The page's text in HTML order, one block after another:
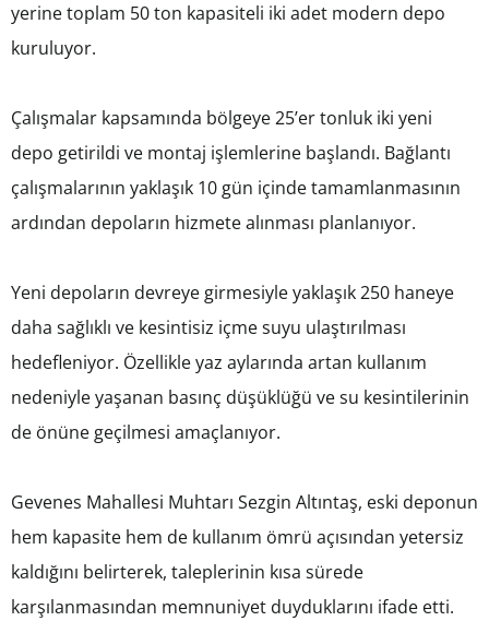
yerine toplam 50 ton kapasiteli iki adet modern depo
kuruluyor.
Çalışmalar kapsamında bölgeye 25’er tonluk iki yeni
depo getirildi ve montaj işlemlerine başlandı. Bağlantı
çalışmalarının yaklaşık 10 gün içinde tamamlanmasının
ardından depoların hizmete alınması planlanıyor.
Yeni depoların devreye girmesiyle yaklaşık 250 haneye
daha sağlıklı ve kesintisiz içme suyu ulaştırılması
hedefleniyor. Özellikle yaz aylarında artan kullanım
nedeniyle yaşanan basınç düşüklüğü ve su kesintilerinin
de önüne geçilmesi amaçlanıyor.
Gevenes Mahallesi Muhtarı Sezgin Altıntaş, eski deponun
hem kapasite hem de kullanım ömrü açısından yetersiz
kaldığını belirterek, taleplerinin kısa sürede
karşılanmasından memnuniyet duyduklarını ifade etti.